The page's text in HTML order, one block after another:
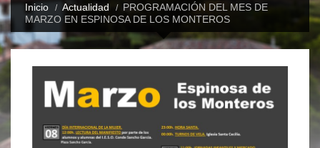
Inicio Actualidad
PROGRAMACIÓN DEL MES DE
MARZO EN ESPINOSA DE LOS MONTEROS